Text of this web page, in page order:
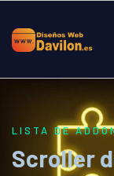
LISTA DE
Scroller